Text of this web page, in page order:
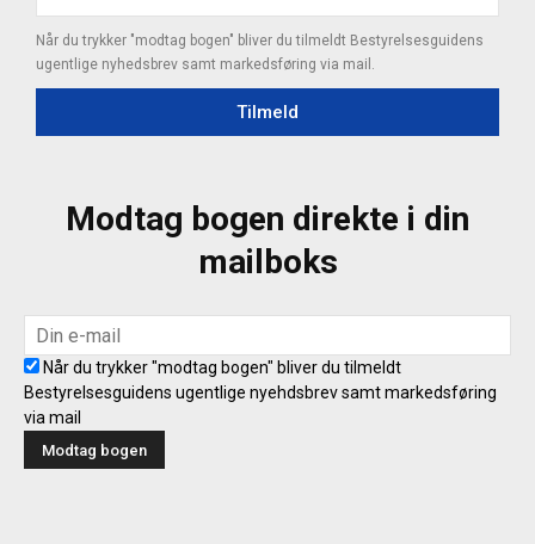
Når du trykker "modtag bogen" bliver du tilmeldt Bestyrelsesguidens
ugentlige nyhedsbrev samt markedsføring via mail.
Tilmeld
Modtag bogen direkte i din
mailboks
Når du trykker "modtag bogen" bliver du tilmeldt
Bestyrelsesguidens ugentlige nyehdsbrev samt markedsføring
via mail